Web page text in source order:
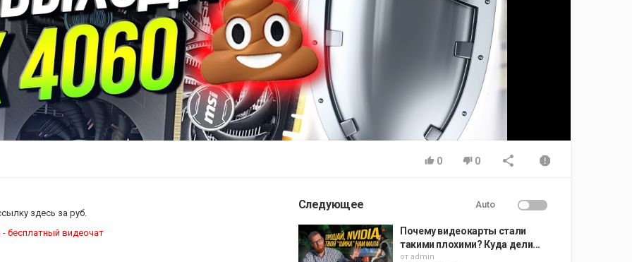
Video
0 0
здесь за руб.
- бесплатный видеочат
Следующее Auto
Почему видеокарты стали
такими плохими? Куда дели...
от admin